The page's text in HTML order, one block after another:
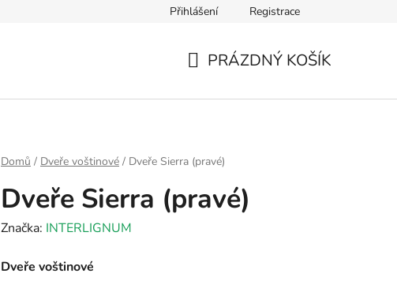
Přihlášení Registrace
PRÁZDNÝ KOŠÍK
Domů / Dveře voštinové / Dveře Sierra (pravé)
Dveře Sierra (pravé)
Značka: INTERLIGNUM
Dveře voštinové